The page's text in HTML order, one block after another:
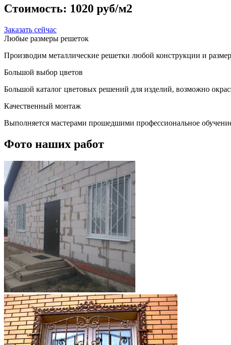
Стоимость: 1020 руб/м2
Заказать сейчас
Любые размеры решеток
Производим металлические решетки любой конструкции и
Большой выбор цветов
Большой каталог цветовых решений для изделий, возможно
Качественный монтаж
Выполняется мастерами прошедшими профессиональное
Фото наших работ